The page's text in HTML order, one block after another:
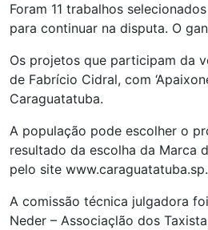
Foram 11 trabalhos
para continuar na disputa. O
Os projetos que participam da
de Fabrício Cidral, com
Caraguatatuba.
A população pode escolher o
resultado da escolha da Marca
pelo site
A comissão técnica julgadora
Neder – Associaçlão dos